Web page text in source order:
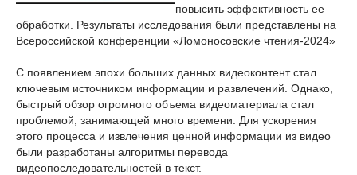
повысить эффективность ее
обработки. Результаты исследования были представлены на
Всероссийской конференции «Ломоносовские чтения-2024»
С появлением эпохи больших данных видеоконтент стал
ключевым источником информации и развлечений. Однако,
быстрый обзор огромного объема видеоматериала стал
проблемой, занимающей много времени. Для ускорения
этого процесса и извлечения ценной информации из видео
были разработаны алгоритмы перевода
видеопоследовательностей в текст.